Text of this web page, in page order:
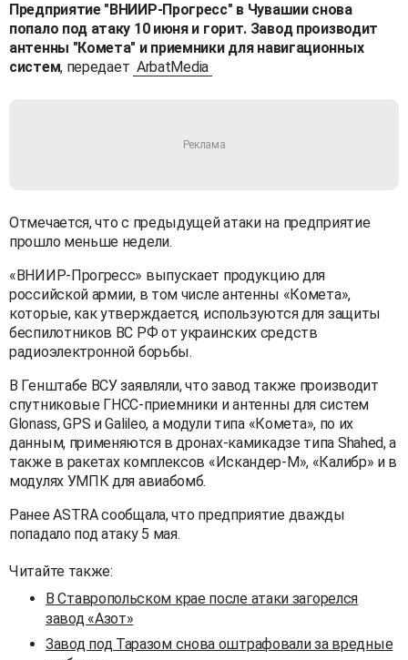
Предприятие "ВНИИР-Прогресс" в Чувашии снова
попало под атаку 10 июня и горит. Завод производит
антенны "Комета" и приемники для навигационных
систем, передает ArbatMedia
Отмечается, что с предыдущей атаки на предприятие
прошло меньше недели.
«ВНИИР-Прогресс» выпускает продукцию для
российской армии, в том числе антенны «Комета»,
которые, как утверждается, используются для защиты
беспилотников ВС РФ от украинских средств
радиоэлектронной борьбы.
В Генштабе ВСУ заявляли, что завод также производит
спутниковые ГНСС-приемники и антенны для систем
Glonass, GPS и Galileo, а модули типа «Комета», по их
данным, применяются в дронах-камикадзе типа Shahed, а
также в ракетах комплексов «Искандер-М», «Калибр» и в
модулях УМПК для авиабомб.
Ранее ASTRA сообщала, что предприятие дважды
попадало под атаку 5 мая.
Читайте также:
В Ставропольском крае после атаки загорелся
завод «Азот»
Завод под Таразом снова оштрафовали за вредные